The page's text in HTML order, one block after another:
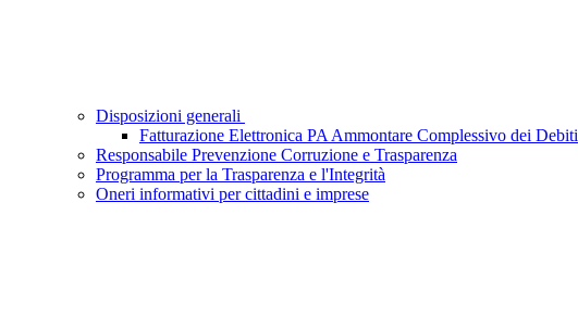
Disposizioni generali
Fatturazione Elettronica PA Ammontare Complessivo dei Debiti
Responsabile Prevenzione Corruzione e Trasparenza
Programma per la Trasparenza e l'Integrità
Oneri informativi per cittadini e imprese